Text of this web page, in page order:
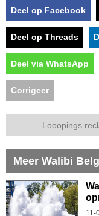
Deel op Facebook
Deel op Threads
Deel via WhatsApp
Corrigeer
Looopings
Meer Walibi
11-